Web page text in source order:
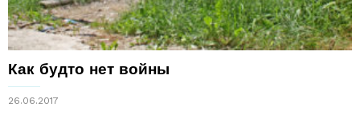
Как будто нет войны
26.06.2017